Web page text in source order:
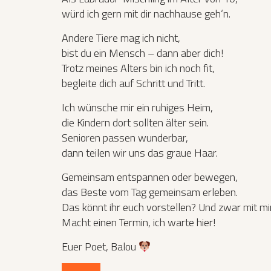
würd ich gern mit dir nachhause geh‘n.
Andere Tiere mag ich nicht,
bist du ein Mensch – dann aber dich!
Trotz meines Alters bin ich noch fit,
begleite dich auf Schritt und Tritt.
Ich wünsche mir ein ruhiges Heim,
die Kindern dort sollten älter sein.
Senioren passen wunderbar,
dann teilen wir uns das graue Haar.
Gemeinsam entspannen oder bewegen,
das Beste vom Tag gemeinsam erleben.
Das könnt ihr euch vorstellen? Und zwar mit
Macht einen Termin, ich warte hier!
Euer Poet, Balou